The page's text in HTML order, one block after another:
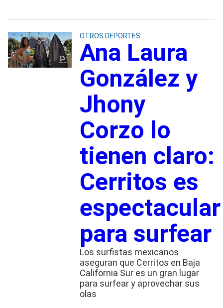
OTROS DEPORTES
Ana Laura
González y
Jhony
Corzo lo
tienen claro:
Cerritos es
espectacular
para surfear
Los surfistas mexicanos
aseguran que Cerritos en Baja
California Sur es un gran lugar
para surfear y aprovechar sus
olas